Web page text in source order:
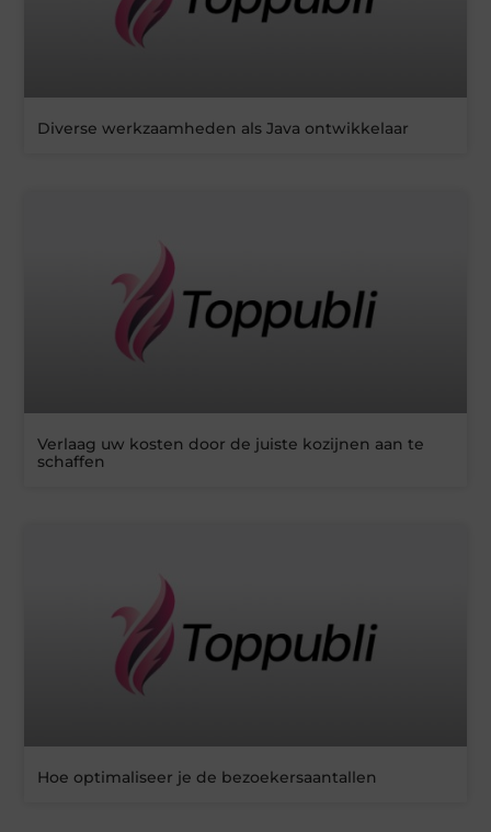
Diverse werkzaamheden als Java ontwikkelaar
Verlaag uw kosten door de juiste kozijnen aan te
schaffen
Hoe optimaliseer je de bezoekersaantallen